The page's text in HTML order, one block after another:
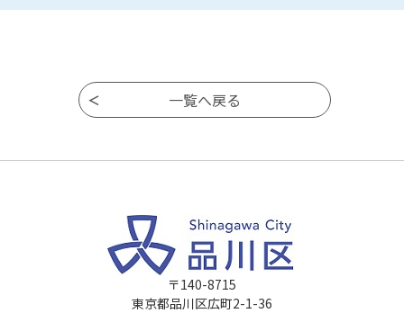
〒140-8715
東京都品川区広町2-1-36